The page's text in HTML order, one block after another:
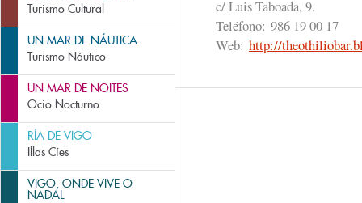
Turismo Cultural
UN MAR DE NÁUTICA
Turismo Náutico
UN MAR DE NOITES
Ocio Nocturno
RÍA DE VIGO
Illas Cíes
VIGO, ONDE VIVE O
NADAL
c/ Luis Taboada, 9.
Teléfono: 986 19 00 17
Web: http://